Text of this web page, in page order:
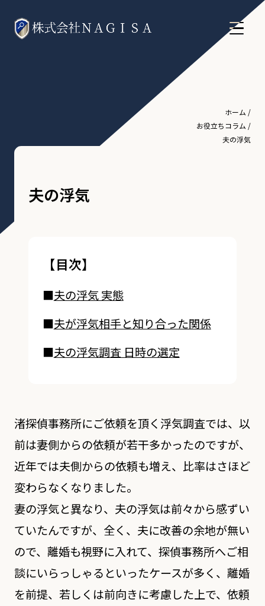
ホーム /
お役立ちコラム /
夫の浮気
夫の浮気
【目次】
■夫の浮気 実態
■夫が浮気相手と知り合った関係
■夫の浮気調査 日時の選定
渚探偵事務所にご依頼を頂く浮気調査では、以
前は妻側からの依頼が若干多かったのですが、
近年では夫側からの依頼も増え、比率はさほど
変わらなくなりました。
妻の浮気と異なり、夫の浮気は前々から感ずい
ていたんですが、全く、夫に改善の余地が無い
ので、離婚も視野に入れて、探偵事務所へご相
談にいらっしゃるといったケースが多く、離婚
を前提、若しくは前向きに考慮した上で、依頼